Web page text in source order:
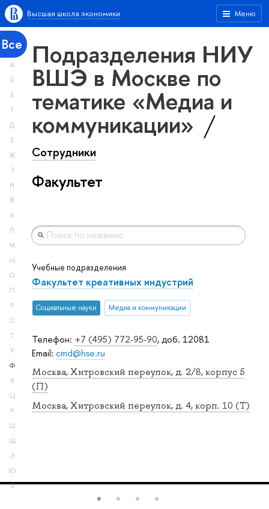
Меню
Высшая школа экономики
Все
А
Б
В
Г
Д
Е
Ж
З
И
Й
К
Л
М
Н
О
П
Р
С
Т
У
Ф
Х
Ц
Ч
Ш
Щ
Э
Ю
Я
Подразделения НИУ
ВШЭ в Москве по
тематике «Медиа и
коммуникации»
Сотрудники
Факультет
Телефон: +7 (495) 772-95-90, доб. 12081
Email: cmd@hse.ru
Москва, Хитровский переулок, д. 2/8, корпус 5
(П)
Москва, Хитровский переулок, д. 4, корп. 10 (Т)
Учебные подразделения
Факультет креативных индустрий
Социальные науки Медиа и коммуникации